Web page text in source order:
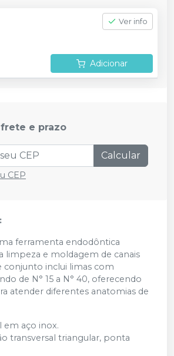
Ver info
Adicionar
e prazo
Calcular
CEP
ferramenta endodôntica
limpeza e moldagem de canais
conjunto inclui limas com
de N° 15 a N° 40, oferecendo
atender diferentes anatomias de
em aço inox.
transversal triangular, ponta